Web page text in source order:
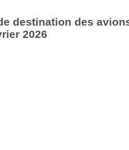
destination des
2026